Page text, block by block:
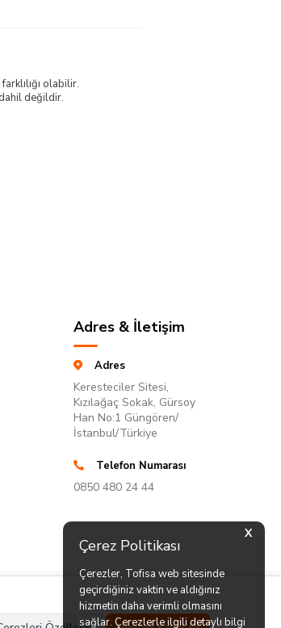
X
Çerez Politikası
Çerezler, Tofisa web sitesinde
geçirdiğiniz vaktin ve aldığınız
hizmetin daha verimli olmasını
sağlar. Çerezlerle ilgili detaylı bilgi
olabilir.
değildir.
Adres & İletişim
Adres
Keresteciler Sitesi,
Kızılağaç Sokak, Gürsoy
Han No:1 Güngören/
İstanbul/Türkiye
Telefon Numarası
0850 480 24 44